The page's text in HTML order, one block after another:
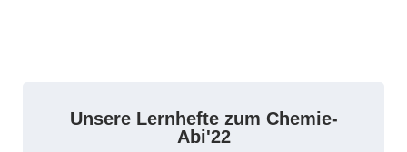
Unsere Lernhefte zum Chemie-
Abi'22